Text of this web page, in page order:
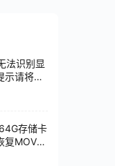
法识别显
示请将磁
恢复成
存储卡
复MOV视